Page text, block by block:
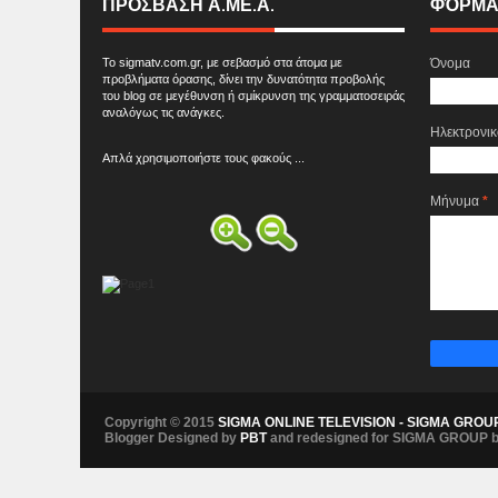
Το sigmatv.com.gr, με σεβασμό στα άτομα με
προβλήματα όρασης, δίνει την δυνατότητα προβολής
του blog σε μεγέθυνση ή σμίκρυνση της γραμματοσειράς
αναλόγως τις ανάγκες.
Απλά χρησιμοποιήστε τους φακούς ...
Όνομα
Μήνυμα *
Copyright © 2015 SIGMA ONLINE TELEVISION - SIGMA
Blogger Designed by PBTand redesigned for SIGMA GROUP